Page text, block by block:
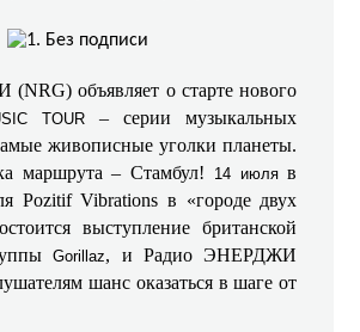
объявляет о старте нового
TOUR – серии музыкальных
живописные уголки планеты.
маршрута – Стамбул!
14 июляв
Pozitif Vibrations в «городе двух
выступление британской
Gorillaz, и Радио ЭНЕРДЖИ
шанс оказаться в шаге от